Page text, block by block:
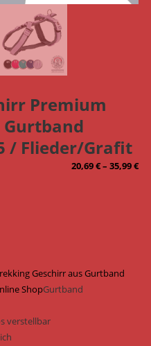
Premium
/ Flieder/Grafit
20,69€–35,99€
Geschirr aus Gurtband
ShopGurtband
verstellbar